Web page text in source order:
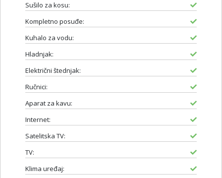
Sušilo za kosu:
Kompletno posuđe:
Kuhalo za vodu:
Hladnjak:
Električni štednjak:
Ručnici:
Aparat za kavu:
Internet:
Satelitska TV:
TV:
Klima uređaj: